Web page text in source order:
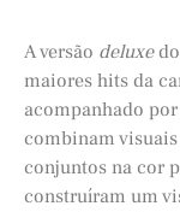
A versão deluxe
maiores hits da
acompanhado
combinam
conjuntos na cor
construíram um